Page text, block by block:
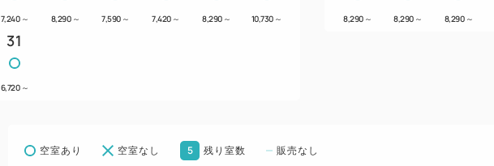
7,240 ～ 8,290 ～ 7,590 ～ 7,420 ～ 8,290 ～ 10,730 ～
31
6,720 ～
8,290 ～ 8,290 ～ 8,290 ～
空室あり 空室なし 5 残り室数 販売なし